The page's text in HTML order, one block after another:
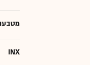
INX